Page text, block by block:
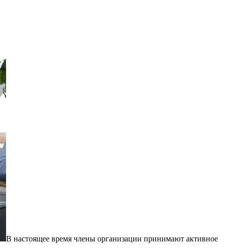
В настоящее время члены организации принимают активное